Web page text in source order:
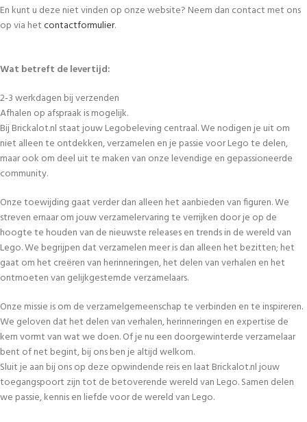
En kunt u deze niet vinden op onze website? Neem dan contact met ons
op via hetcontactformulier.
Wat betreft de levertijd:
2-3 werkdagen bij verzenden
Afhalen op afspraak is mogelijk.
Bij Brickalot.nl staat jouw Legobeleving centraal. We nodigen je uit om
niet alleen te ontdekken, verzamelen en je passie voor Lego te delen,
maar ook om deel uit te maken van onze levendige en gepassioneerde
community.
Onze toewijding gaat verder dan alleen het aanbieden van figuren. We
streven ernaar om jouw verzamelervaring te verrijken door je op de
hoogte te houden van de nieuwste releases en trends in de wereld van
Lego. We begrijpen dat verzamelen meer is dan alleen het bezitten; het
gaat om het creëren van herinneringen, het delen van verhalen en het
ontmoeten van gelijkgestemde verzamelaars.
Onze missie is om de verzamelgemeenschap te verbinden en te inspireren.
We geloven dat het delen van verhalen, herinneringen en expertise de
kern vormt van wat we doen. Of je nu een doorgewinterde verzamelaar
bent of net begint, bij ons ben je altijd welkom.
Sluit je aan bij ons op deze opwindende reis en laat Brickalot.nl jouw
toegangspoort zijn tot de betoverende wereld van Lego. Samen delen
we passie, kennis en liefde voor de wereld van Lego.